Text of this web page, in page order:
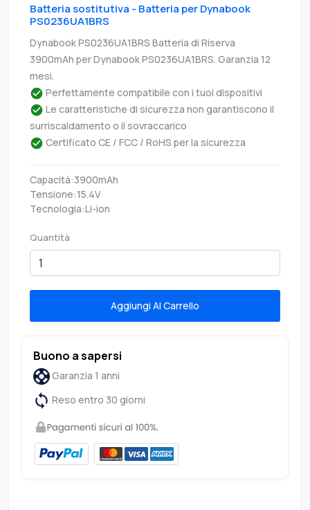
Batteria sostitutiva - Batteria per Dynabook
PS0236UA1BRS
Dynabook PS0236UA1BRS Batteria di Riserva
3900mAh per Dynabook PS0236UA1BRS. Garanzia 12
mesi.
Perfettamente compatibile con i tuoi dispositivi
Le caratteristiche di sicurezza non garantiscono il
surriscaldamento o il sovraccarico
Certificato CE / FCC / RoHS per la sicurezza
Capacità:3900mAh
Tensione:15.4V
Tecnologia:Li-ion
Quantità
Aggiungi Al Carrello
Buono a sapersi
Garanzia 1 anni
Reso entro 30 giorni